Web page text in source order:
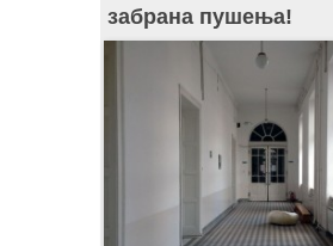
забрана пушења!